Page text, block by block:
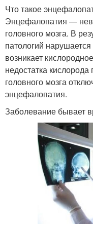
Что такое
Энцефалопатия —
головного мозга. В
патологий
возникает
недостатка
головного мозга
энцефалопатия.
Заболевание бывает